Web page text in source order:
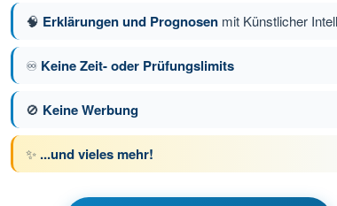
34 von 233 Nächste Frage
PPL(A) Theorieprüfungs-
🧠 Erklärungen und Prognosen mit Künstlicher
♾️ Keine Zeit- oder Prüfungslimits
🚫 Keine Werbung
✨ ...und vieles mehr!